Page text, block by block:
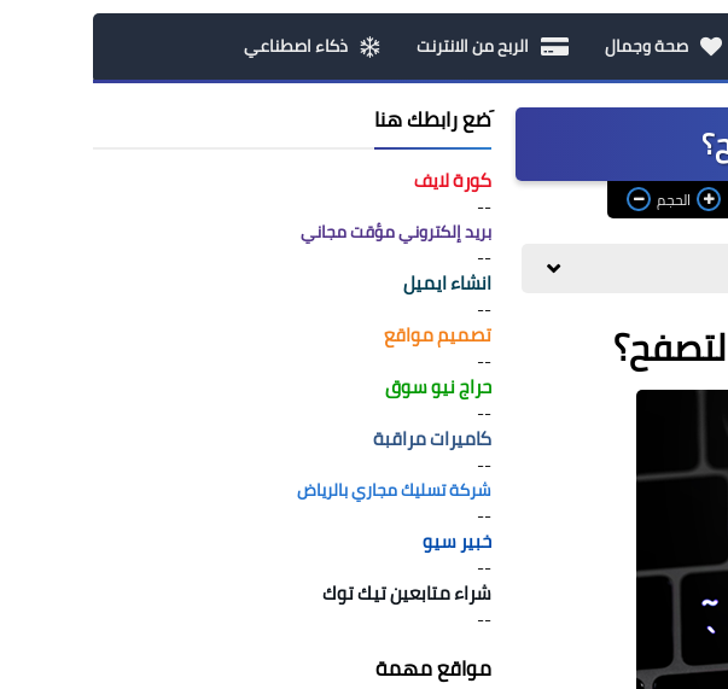
صحة وجمال الربح من الانترنت ذكاء اصطناعي
الحجم
َضع رابطك هنا
كورة لايف
--
بريد إلكتروني مؤقت مجاني
--
انشاء ايميل
--
تصميم مواقع
--
حراج نيو سوق
--
كاميرات مراقبة
--
شركة تسليك مجاري بالرياض
--
خبير سيو
--
شراء متابعين تيك توك
--
مواقع مهمة